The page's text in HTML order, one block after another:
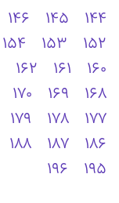
144
145
146
152
153
154
160
161
162
168
169
170
177
178
179
186
187
188
195
196